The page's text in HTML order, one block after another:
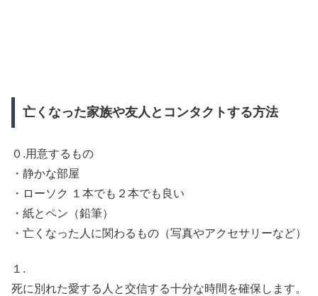
亡くなった家族や友人とコンタクトする方法
０.用意するもの
・静かな部屋
・ローソク １本でも２本でも良い
・紙とペン（鉛筆）
・亡くなった人に関わるもの（写真やアクセサリーなど）
１.
死に別れた愛する人と交信する十分な時間を確保します。